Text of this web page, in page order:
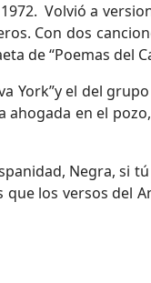
Volvió a
Con dos
de “Poemas del
York”y el del
ahogada en el
Negra, si
los versos del